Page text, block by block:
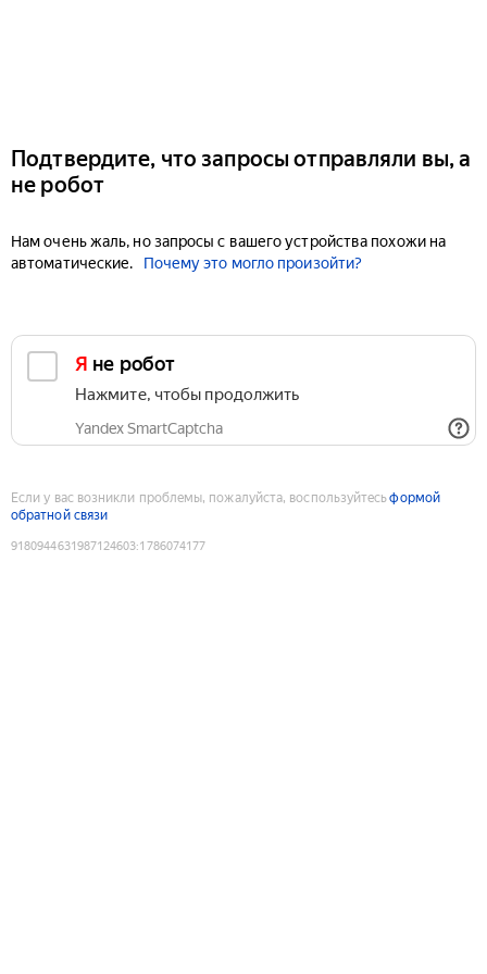
Подтвердите, что запросы отправляли вы, а
не робот
Нам очень жаль, но запросы с вашего устройства похожи на
автоматические.
Почему это могло произойти?
Я не робот
Нажмите, чтобы продолжить
Yandex SmartCaptcha
Если у вас возникли проблемы, пожалуйста, воспользуйтесьформой
обратной связи
9180944631987124603:1786074177